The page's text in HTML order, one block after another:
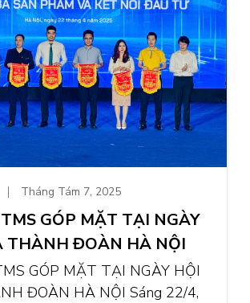
Tháng Tám 7, 2025
GÓP MẶT TẠI NGÀY
THÀNH ĐOÀN HÀ NỘI
GÓP MẶT TẠI NGÀY HỘI
ĐOÀN HÀ NỘI Sáng 22/4,